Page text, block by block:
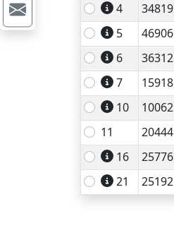
4
34819
5
46906
6
36312
7
15918
10
10062
11
20444
16
25776
21
25192